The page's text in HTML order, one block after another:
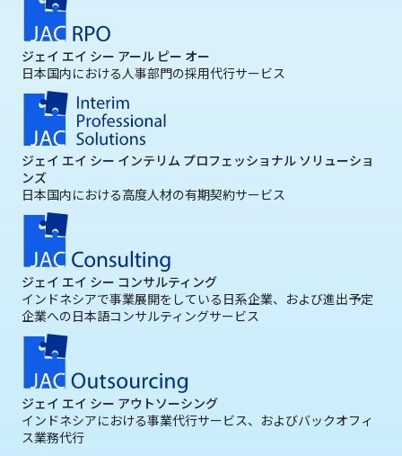
ジェイ エイ シー アール ピー オー
日本国内における人事部門の採用代行サービス
ジェイ エイ シー インテリム プロフェッショナル ソリューショ
ンズ
日本国内における高度人材の有期契約サービス
ジェイ エイ シー コンサルティング
インドネシアで事業展開をしている日系企業、および進出予定
企業への日本語コンサルティングサービス
ジェイ エイ シー アウトソーシング
インドネシアにおける事業代行サービス、およびバックオフィ
ス業務代行